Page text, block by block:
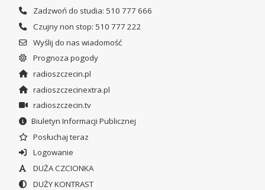
Zadzwoń do studia: 510 777 666
Czujny non stop: 510 777 222
Wyślij do nas wiadomość
Prognoza pogody
radioszczecin.pl
radioszczecinextra.pl
radioszczecin.tv
Biuletyn Informacji Publicznej
Posłuchaj teraz
Logowanie
DUŻA CZCIONKA
DUŻY KONTRAST